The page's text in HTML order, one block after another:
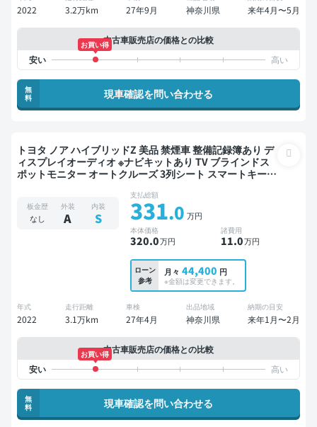
2022 3.2万km 27年9月 神奈川県 来年4月〜5月
中古車販売店の価格との比較
お買い得
無
料
現車確認を問い合わせる
トヨタ ノア ハイブリッドZ 美品 禁煙車 整備記録簿あり デ
ィスプレイオーディオ ※ナビキットあり TV ブラインドス
ポットモニター オートクルーズ 3列シート スマートキー
突軽減 両側電動スライドドア 7人乗り
板金歴
なし
外装
A
内装
S
支払総額
331.0 万円
本体価格
320.0万円
諸費用
11.0万円
ローン
参考
月々 44,400 円
※金額は変更できます。
年式
2022
走行距離
3.1万km
車検
27年4月
出品地域
神奈川県
納期の目安
来年1月〜2月
中古車販売店の価格との比較
お買い得
無
料
現車確認を問い合わせる